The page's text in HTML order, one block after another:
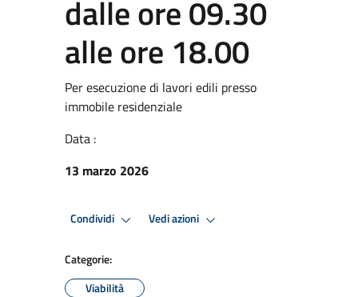
dalle ore 09.30
alle ore 18.00
Per esecuzione di lavori edili presso
immobile residenziale
Data :
13 marzo 2026
Condividi Vedi azioni
Categorie:
Viabilità